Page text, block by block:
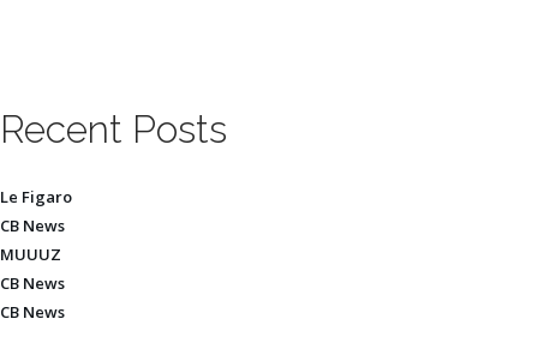
Recent Posts
Le Figaro
CB News
MUUUZ
CB News
CB News